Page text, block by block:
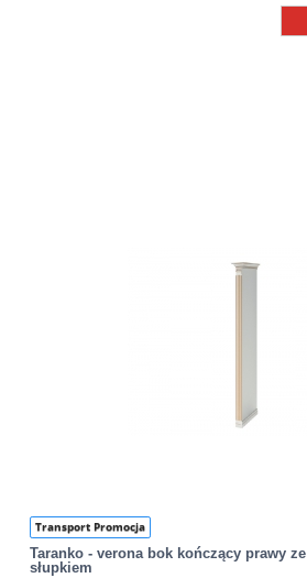
Transport Promocja
Taranko - verona bok kończący prawy ze
słupkiem